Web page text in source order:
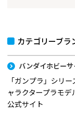
カテゴリーブラ
バンダイホビーサ
「ガンプラ」シリ
ャラクタープラモデ
公式サイト